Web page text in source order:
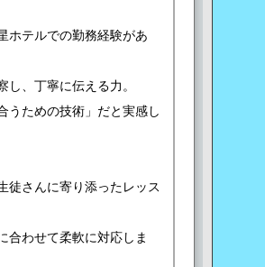
ホテルでの勤務経験があ
し、丁寧に伝える力。
うための技術」だと実感し
徒さんに寄り添ったレッス
合わせて柔軟に対応しま